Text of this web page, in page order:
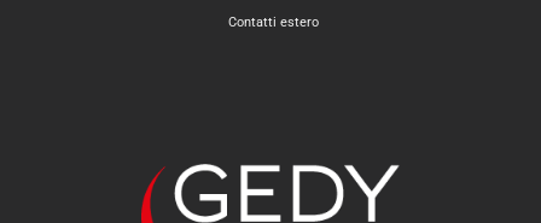
Contatti estero